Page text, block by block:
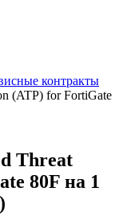
контракты
(ATP) for FortiGate
Threat
80F на 1